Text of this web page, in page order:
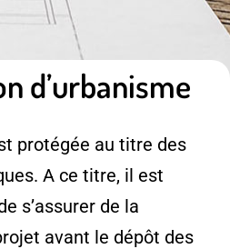
d’urbanisme
protégée au titre des
A ce titre, il est
s’assurer de la
avant le dépôt des